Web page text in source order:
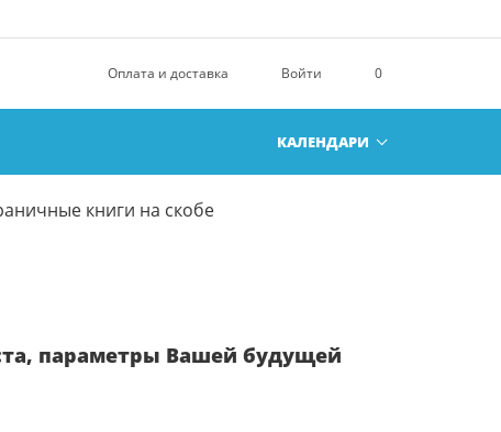
Оплата и доставка Войти 0
КАЛЕНДАРИ
книги на скобе
параметры Вашей будущей